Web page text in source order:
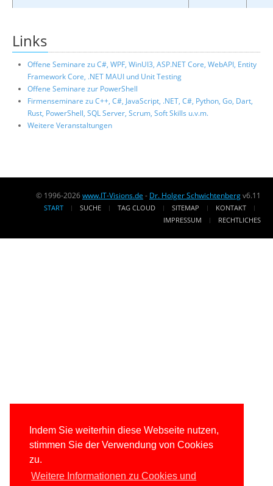
Indem Sie weiterhin diese Webseite nutzen,
stimmen Sie der Verwendung von Cookies
zu.
Weitere Informationen zu Cookies und
Links
Offene Seminare zu C#, WPF, WinUI3, ASP.NET Core, WebAPI, Entity
Framework Core, .NET MAUI und Unit Testing
Offene Seminare zur PowerShell
Firmenseminare zu C++, C#, JavaScript, .NET, C#, Python, Go, Dart,
Rust, PowerShell, SQL Server, Scrum, Soft Skills u.v.m.
Weitere Veranstaltungen
© 1996-2026www.IT-Visions.de - Dr. Holger Schwichtenbergv6.11
START SUCHE TAG CLOUD SITEMAP
KONTAKT
IMPRESSUM
RECHTLICHES